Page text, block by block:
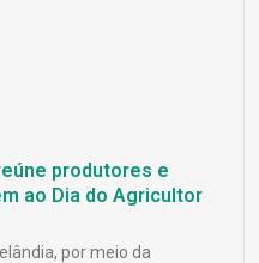
produtores e
ao Dia do Agricultor
por meio da